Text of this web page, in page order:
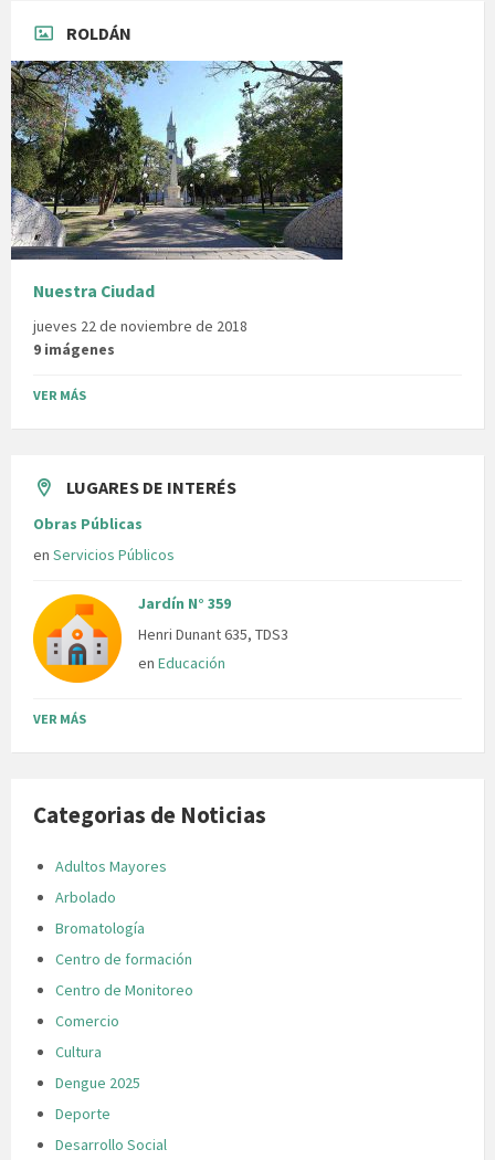
ROLDÁN
Nuestra Ciudad
jueves 22 de noviembre de 2018
9 imágenes
VER MÁS
LUGARES DE INTERÉS
Obras Públicas
en Servicios Públicos
Jardín N° 359
Henri Dunant 635, TDS3
en Educación
VER MÁS
Categorias de Noticias
Adultos Mayores
Arbolado
Bromatología
Centro de formación
Centro de Monitoreo
Comercio
Cultura
Dengue 2025
Deporte
Desarrollo Social